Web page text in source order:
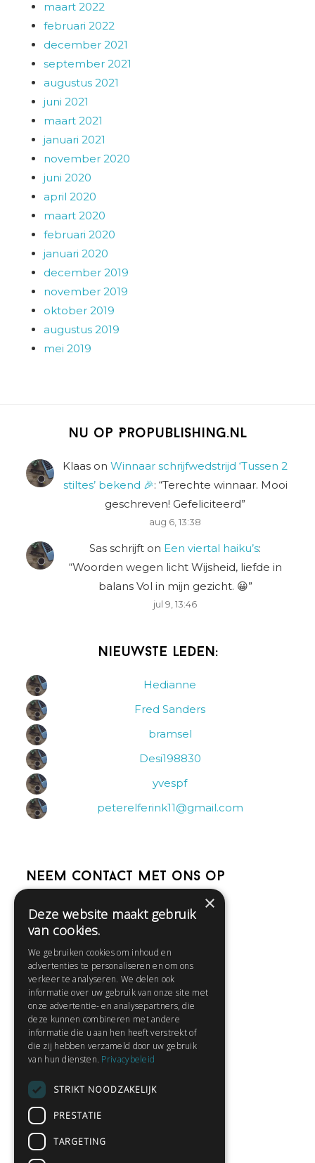
maart 2022
februari 2022
december 2021
september 2021
augustus 2021
juni 2021
maart 2021
januari 2021
november 2020
juni 2020
april 2020
maart 2020
februari 2020
januari 2020
december 2019
november 2019
oktober 2019
augustus 2019
mei 2019
Nu op Propublishing.nl
Klaas on Winnaar schrijfwedstrijd ‘Tussen 2
stiltes’ bekend 🎉: “Terechte winnaar. Mooi
geschreven! Gefeliciteerd”
aug 6, 13:38
Sas schrijft on Een viertal haiku’s:
“Woorden wegen licht Wijsheid, liefde in
balans Vol in mijn gezicht. 😀”
jul 9, 13:46
Nieuwste leden:
Hedianne
Fred Sanders
bramsel
Desi198830
yvespf
peterelferink11@gmail.com
Neem contact met ons op
Help
Contact
Huisregels
Snel naar:
Gratis aanmelden
Privacybeleid
×
Deze website maakt gebruik
van cookies.
We gebruiken cookies om inhoud en
advertenties te personaliseren en om ons
verkeer te analyseren. We delen ook
informatie over uw gebruik van onze site met
onze advertentie- en analysepartners, die
deze kunnen combineren met andere
informatie die u aan hen heeft verstrekt of
die zij hebben verzameld door uw gebruik
van hun diensten. Privacybeleid
STRIKT NOODZAKELIJK
PRESTATIE
TARGETING